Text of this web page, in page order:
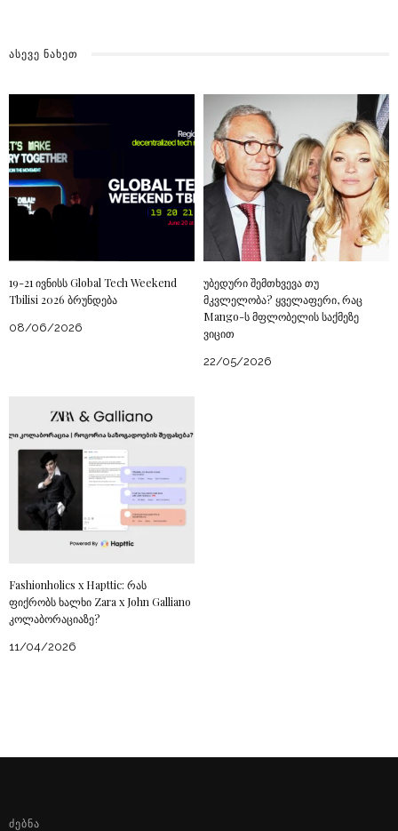
ᲐᲡᲔᲕᲔ ᲜᲐᲮᲔᲗ
19-21 ივნისს Global Tech Weekend
Tbilisi 2026 ბრუნდება
08/06/2026
უბედური შემთხვევა თუ
მკვლელობა? ყველაფერი, რაც
Mango-ს მფლობელის საქმეზე
ვიცით
22/05/2026
Fashionholics x Hapttic: რას
ფიქრობს ხალხი Zara x John Galliano
კოლაბორაციაზე?
11/04/2026
ᲫᲔᲑᲜᲐ